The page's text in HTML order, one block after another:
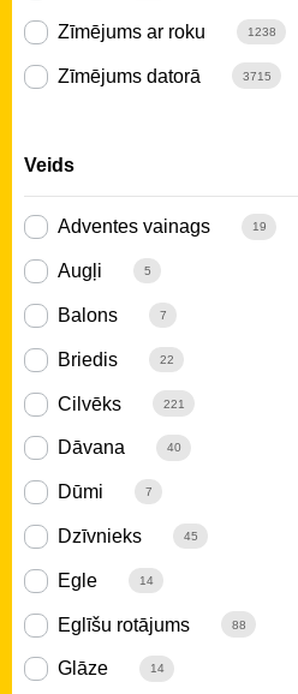
Zīmējums ar roku 1238
Zīmējums datorā 3715
Veids
Adventes vainags 19
Augļi 5
Balons 7
Briedis 22
Cilvēks 221
Dāvana 40
Dūmi 7
Dzīvnieks 45
Egle 14
Eglīšu rotājums 88
Glāze 14